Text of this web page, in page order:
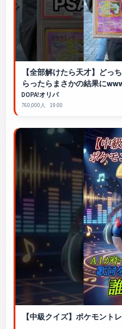
【全部解けたら天才】どっ
らったらまさかの結果に
ド#オリパ #クイズ #最新弾
DOPA!オリパ
760,000人 19:00
【中級クイズ】ポケモン